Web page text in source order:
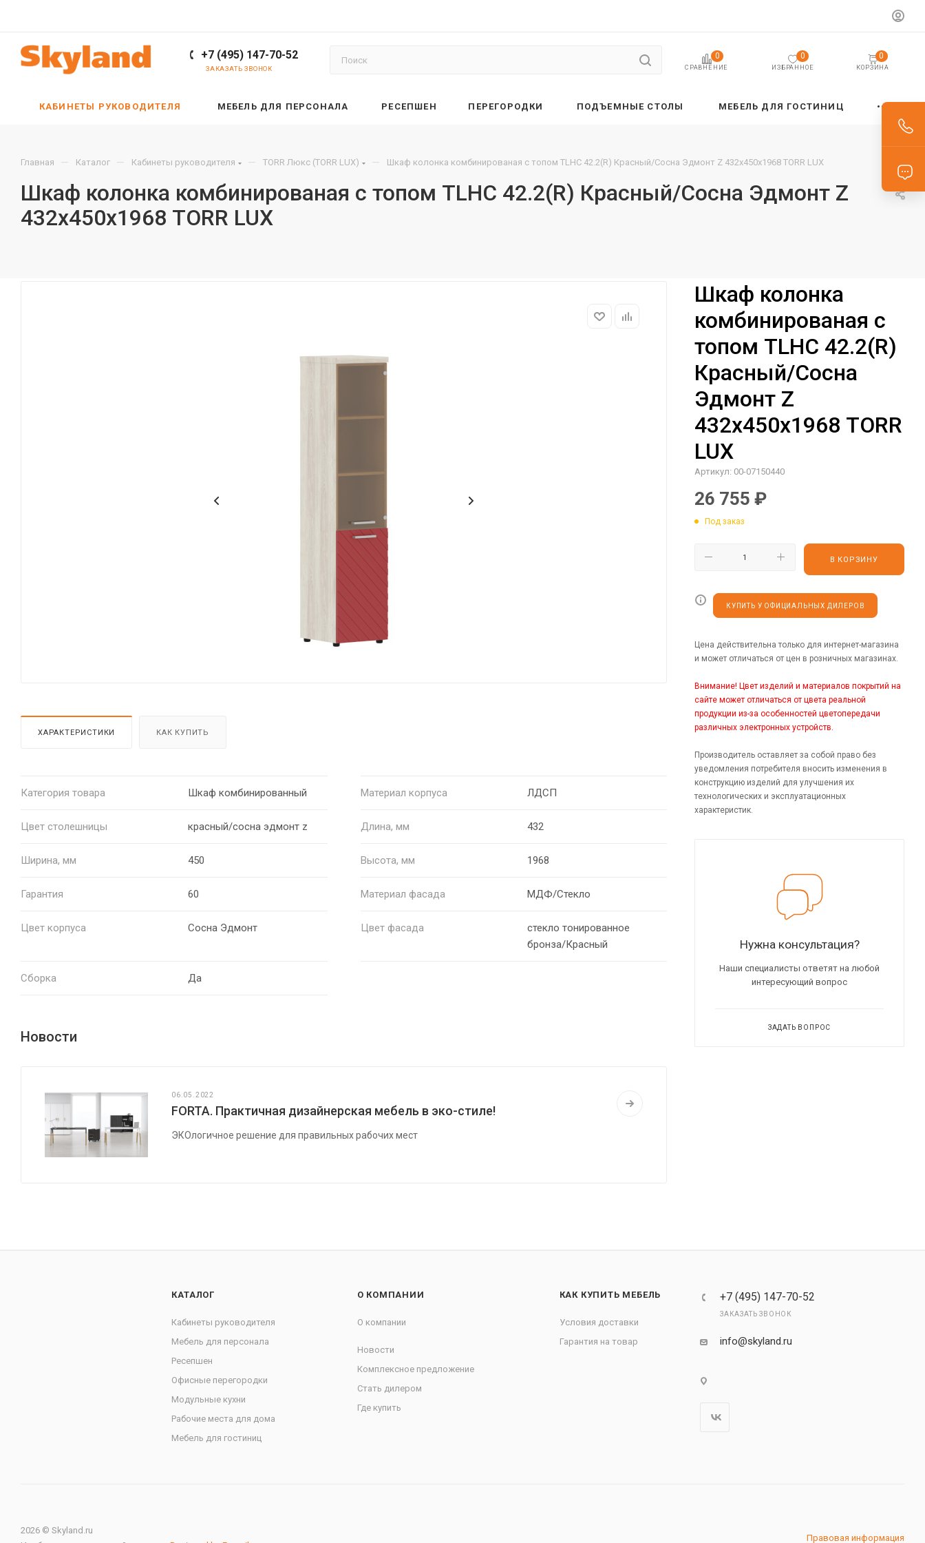
+7 (495) 147-70-52
ЗАКАЗАТЬ ЗВОНОК СРАВНЕНИЕ
0
ИЗБРАННОЕ
0
КОРЗИНА
0
КАБИНЕТЫ РУКОВОДИТЕЛЯ МЕБЕЛЬ ДЛЯ ПЕРСОНАЛА РЕСЕПШЕН ПЕРЕГОРОДКИ ПОДЪЕМНЫЕ СТОЛЫ МЕБЕЛЬ ДЛЯ ГОСТИНИЦ
Главная — Каталог — Кабинеты руководителя — TORR Люкс (TORR LUX) — Шкаф колонка комбинированая с топом TLHC 42.2(R) Красный/Сосна Эдмонт Z 432х450х1968 TORR LUX
Шкаф колонка комбинированая с топом TLHC 42.2(R) Красный/Сосна Эдмонт Z
432х450х1968 TORR LUX
ХАРАКТЕРИСТИКИ КАК КУПИТЬ
Категория товара Шкаф комбинированный Материал корпуса ЛДСП
Цвет столешницы красный/сосна эдмонт z Длина, мм 432
Ширина, мм 450 Высота, мм 1968
Гарантия 60 Материал фасада МДФ/Стекло
Цвет корпуса Сосна Эдмонт Цвет фасада
стекло тонированное
бронза/Красный
Сборка Да
Новости
06.05.2022
FORTA. Практичная дизайнерская мебель в эко-стиле!
ЭКОлогичное решение для правильных рабочих мест
Шкаф колонка
комбинированая с
топом TLHC 42.2(R)
Красный/Сосна
Эдмонт Z
432х450х1968 TORR
LUX
Артикул: 00-07150440
26 755 ₽
Под заказ
В КОРЗИНУ
КУПИТЬ У ОФИЦИАЛЬНЫХ ДИЛЕРОВ
Цена действительна только для интернет-магазина
и может отличаться от цен в розничных магазинах.
Внимание! Цвет изделий и материалов покрытий на
сайте может отличаться от цвета реальной
продукции из-за особенностей цветопередачи
различных электронных устройств.
Производитель оставляет за собой право без
уведомления потребителя вносить изменения в
конструкцию изделий для улучшения их
технологических и эксплуатационных
характеристик.
Нужна консультация?
Наши специалисты ответят на любой
интересующий вопрос
ЗАДАТЬ ВОПРОС
КАТАЛОГ
Кабинеты руководителя
Мебель для персонала
Ресепшен
Офисные перегородки
Модульные кухни
Рабочие места для дома
Мебель для гостиниц
О КОМПАНИИ
О компании
Новости
Комплексное предложение
Стать дилером
Где купить
КАК КУПИТЬ МЕБЕЛЬ
Условия доставки
Гарантия на товар
+7 (495) 147-70-52
ЗАКАЗАТЬ ЗВОНОК
info@skyland.ru
2026 © Skyland.ru
Правовая информация